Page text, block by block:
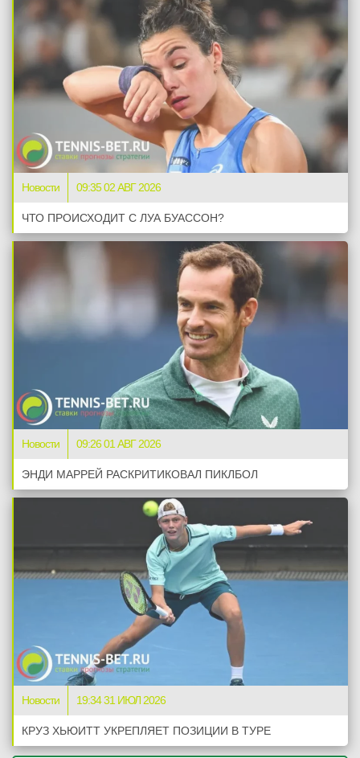
Новости 09:35 02 АВГ 2026
ЧТО ПРОИСХОДИТ С ЛУА БУАССОН?
Новости 09:26 01 АВГ 2026
ЭНДИ МАРРЕЙ РАСКРИТИКОВАЛ ПИКЛБОЛ
Новости 19:34 31 ИЮЛ 2026
КРУЗ ХЬЮИТТ УКРЕПЛЯЕТ ПОЗИЦИИ В ТУРЕ